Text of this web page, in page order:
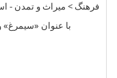
با عنوان «سیمرغ»